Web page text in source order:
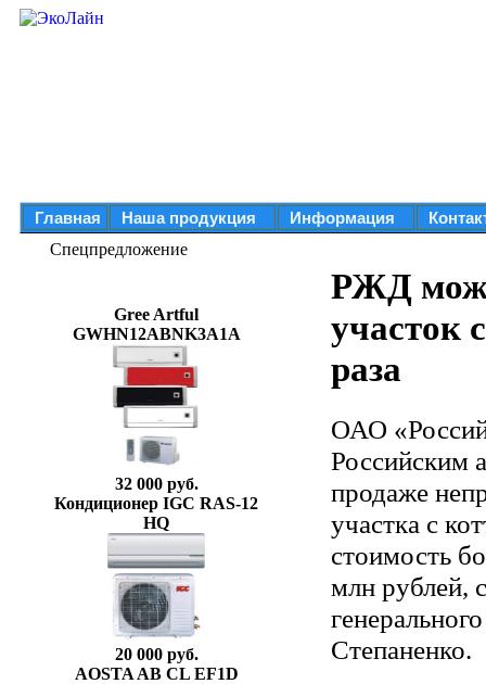
Главная Наша продукция Информация
Спецпредложение
Gree Artful
GWHN12ABNK3A1A
32 000 руб.
Кондиционер IGC RAS-12
HQ
20 000 руб.
AOSTA AB CL EF1D
РЖД
участок
раза
ОАО
Российским
продаже
участка с
стоимость
млн рублей,
Степаненко.